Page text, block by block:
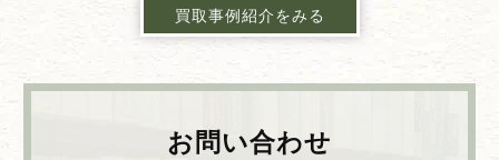
買取事例紹介をみる
お問い合わせ